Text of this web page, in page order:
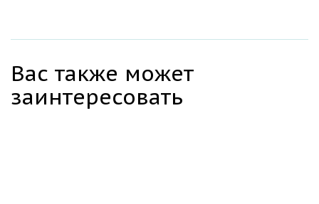
Вас также может
заинтересовать